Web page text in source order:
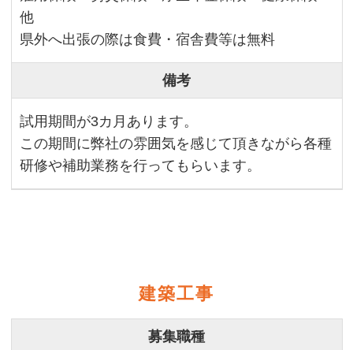
他
県外へ出張の際は食費・宿舎費等は無料
備考
試用期間が3カ月あります。
この期間に弊社の雰囲気を感じて頂きながら各種
研修や補助業務を行ってもらいます。
建築工事
募集職種